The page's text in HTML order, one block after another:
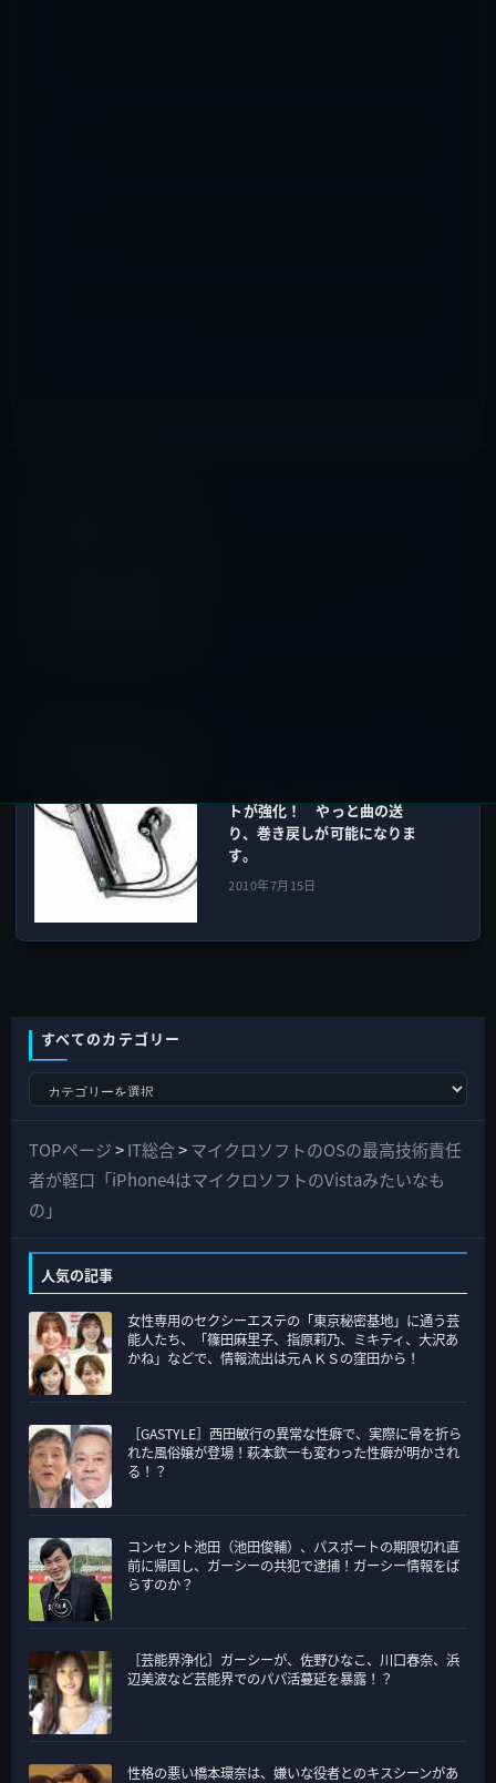
トが強化！ やっと曲の送
り、巻き戻しが可能になりま
す。
2010年7月15日
すべてのカテゴリー
て
の
カ
リ
ー
TOPページ>IT総合>マイクロソフトのOSの最高技術責任
者が軽口「iPhone4はマイクロソフトのVistaみたいなも
の」
人気の記事
女性専用のセクシーエステの「東京秘密基地」に通う芸
能人たち、「篠田麻里子、指原莉乃、ミキティ、大沢あ
かね」などで、情報流出は元ＡＫＳの窪田から！
［GASTYLE］西田敏行の異常な性癖で、実際に骨を折ら
れた風俗嬢が登場！萩本欽一も変わった性癖が明かされ
る！？
コンセント池田（池田俊輔）、パスポートの期限切れ直
前に帰国し、ガーシーの共犯で逮捕！ガーシー情報をば
らすのか？
［芸能界浄化］ガーシーが、佐野ひなこ、川口春奈、浜
辺美波など芸能界でのパパ活蔓延を暴露！？
性格の悪い橋本環奈は、嫌いな役者とのキスシーンがあ